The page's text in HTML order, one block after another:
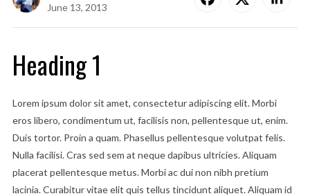
June 13, 2013
Heading 1
Lorem ipsum dolor sit amet, consectetur adipiscing elit. Morbi
eros libero, condimentum ut, facilisis non, pellentesque ut, enim.
Duis tortor. Proin a quam. Phasellus pellentesque volutpat felis.
Nulla facilisi. Cras sed sem at neque dapibus ultricies. Aliquam
placerat pellentesque metus. Morbi ac dui non nibh pretium
lacinia. Curabitur vitae elit quis tellus tincidunt aliquet. Aliquam id